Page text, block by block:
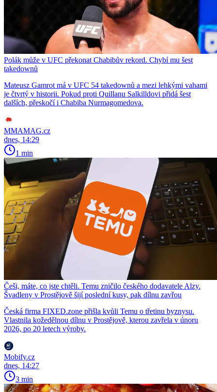
Polák může v UFC překonat Chabibův rekord. Chybí mu šest
takedownů
Mateusz Gamrot má v UFC 54 takedownů a mezi lehkými vahami
je čtvrtý v historii. Pokud proti Quillanu Salkilldovi přidá šest
dalších, přeskočí i Chabiba Nurmagomedova.
MMAMAG.cz
dnes, 14:29
1 min
Češi, máte, co jste chtěli. Temu zničilo českého dodavatele Alzy.
Švadleny v Prostějově šijí poslední kusy, pak dílnu zavřou
Česká firma FIXED.zone přišla kvůli Temu o třetinu byznysu.
Vlastnila kožedělnou dílnu v Prostějově, kterou zavřela v únoru
2026, po 20 letech výroby.
Mobify.cz
dnes, 14:27
3 min